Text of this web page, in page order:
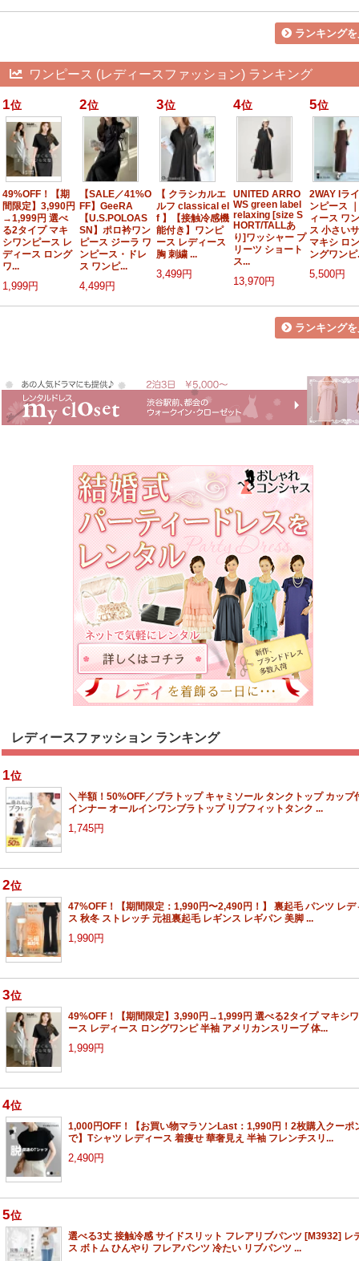
ランキング
ワンピース (レディースファッション) ランキング
1位
49%OFF！【期
間限定】3,990円
→1,999円 選べ
る2タイプ マキ
シワンピース レ
ディース ロング
ワ...
1,999円
2位
【SALE／41%O
FF】GeeRA
【U.S.POLOAS
SN】ポロ衿ワン
ピース ジーラ ワ
ンピース・ドレ
ス ワンピ...
4,499円
3位
【 クラシカルエ
ルフ classical el
f 】【接触冷感機
能付き】ワンピ
ース レディース
胸 刺繍 ...
3,499円
4位
UNITED ARRO
WS green label
relaxing [size S
HORT/TALLあ
り]ワッシャー プ
リーツ ショート
ス...
13,970円
5位
2WAY Iラ
ンピース
ィース ワ
ス 小さい
マキシ ロ
ングワンピ
5,500円
ランキング
レディースファッション ランキング
1位
＼半額！50%OFF／ブラトップ キャミソール タンクトップ カップ
インナー オールインワンブラトップ リブフィットタンク ...
1,745円
2位
47%OFF！【期間限定：1,990円〜2,490円！】 裏起毛 パンツ レデ
ス 秋冬 ストレッチ 元祖裏起毛 レギンス レギパン 美脚 ...
1,990円
3位
49%OFF！【期間限定】3,990円→1,999円 選べる2タイプ マキシ
ース レディース ロングワンピ 半袖 アメリカンスリーブ 体...
1,999円
4位
1,000円OFF！【お買い物マラソンLast：1,990円！2枚購入クーポ
で】Tシャツ レディース 着痩せ 華奢見え 半袖 フレンチスリ...
2,490円
5位
選べる3丈 接触冷感 サイドスリット フレアリブパンツ [M3932] レ
ス ボトム ひんやり フレアパンツ 冷たい リブパンツ ...